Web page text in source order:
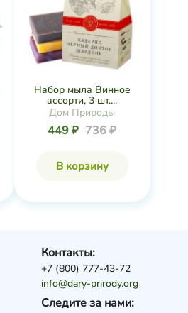
Набор мыла Винное
ассорти, 3 шт....
Дом Природы
449 ₽ 736 ₽
В корзину
Следите за нами:
Контакты:
+7 (800) 777-43-72
info@dary-prirody.org